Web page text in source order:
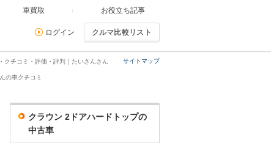
車買取 お役立ち記事
ログイン クルマ比較リスト
サイトマップ
チコミ・評価・評判｜たいさんさん
の車クチコミ
クラウン 2ドアハードトップの
中古車